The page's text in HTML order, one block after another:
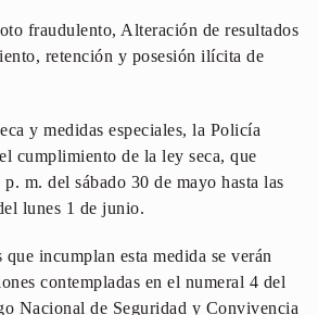
fraudulento, Alteración de resultados
retención y posesión ilícita de
y medidas especiales, la Policía
cumplimiento de la ley seca, que
m. del sábado 30 de mayo hasta las
lunes 1 de junio.
incumplan esta medida se verán
contempladas en el numeral 4 del
Nacional de Seguridad y Convivencia